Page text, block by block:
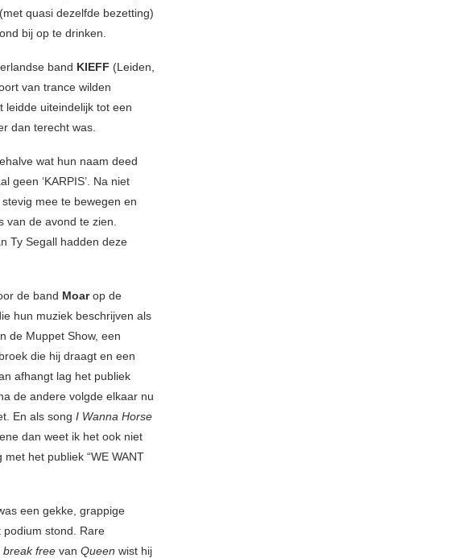
quasi dezelfde bezetting)
bij op te drinken.
band KIEFF (Leiden,
van trance wilden
leidde uiteindelijk tot een
dan terecht was.
wat hun naam deed
geen ‘KARPIS’. Na niet
mee te bewegen en
de avond te zien.
Ty Segall hadden deze
de band Moarop de
hun muziek beschrijven als
de Muppet Show, een
die hij draagt en een
afhangt lag het publiek
de andere volgde elkaar nu
En als song I Wanna Horse
dan weet ik het ook niet
het publiek “WE WANT
een gekke, grappige
stond. Rare
break free van Queen wist hij